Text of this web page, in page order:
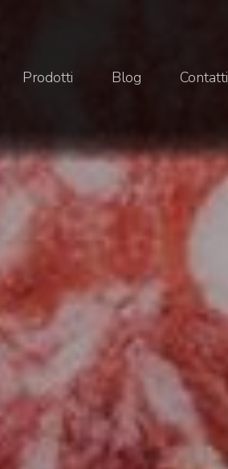
Prodotti Blog Contatti